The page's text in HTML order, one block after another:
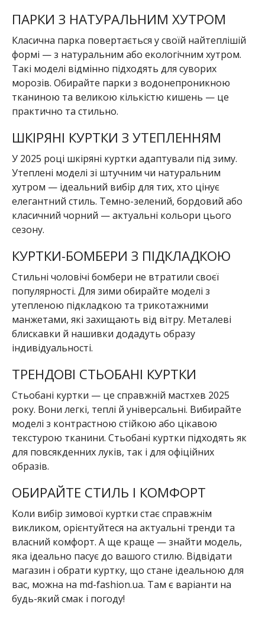
ПАРКИ З НАТУРАЛЬНИМ ХУТРОМ
Класична парка повертається у своїй найтеплішій
формі — з натуральним або екологічним хутром.
Такі моделі відмінно підходять для суворих
морозів. Обирайте парки з водонепроникною
тканиною та великою кількістю кишень — це
практично та стильно.
ШКІРЯНІ КУРТКИ З УТЕПЛЕННЯМ
У 2025 році шкіряні куртки адаптували під зиму.
Утеплені моделі зі штучним чи натуральним
хутром — ідеальний вибір для тих, хто цінує
елегантний стиль. Темно-зелений, бордовий або
класичний чорний — актуальні кольори цього
сезону.
КУРТКИ-БОМБЕРИ З ПІДКЛАДКОЮ
Стильні чоловічі бомбери не втратили своєї
популярності. Для зими обирайте моделі з
утепленою підкладкою та трикотажними
манжетами, які захищають від вітру. Металеві
блискавки й нашивки додадуть образу
індивідуальності.
ТРЕНДОВІ СТЬОБАНІ КУРТКИ
Стьобані куртки — це справжній мастхев 2025
року. Вони легкі, теплі й універсальні. Вибирайте
моделі з контрастною стійкою або цікавою
текстурою тканини. Стьобані куртки підходять як
для повсякденних луків, так і для офіційних
образів.
ОБИРАЙТЕ СТИЛЬ І КОМФОРТ
Коли вибір зимової куртки стає справжнім
викликом, орієнтуйтеся на актуальні тренди та
власний комфорт. А ще краще — знайти модель,
яка ідеально пасує до вашого стилю. Відвідати
магазин і обрати куртку, що стане ідеальною для
вас, можна на md-fashion.ua. Там є варіанти на
будь-який смак і погоду!